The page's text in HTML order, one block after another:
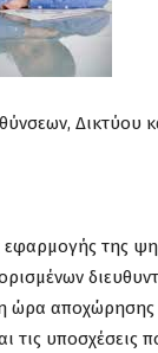
Δικτύου
της
ώρα αποχώρησης
τις υποσχέσεις